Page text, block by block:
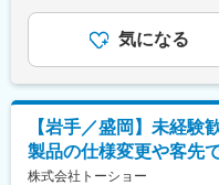
【同社について】
当社は売上高256億円
剤機器メーカーです。
1980年代から他社に先
網を拡大してきました
に伸びているため経営
◇患者・病院向け「在
・患者様のバイタルデ
◇社内業務系システムの
・各部署の業務フロー
ムやツールの内製開発
・社内業務システムの
であり、選考を通じて
定手当を含めた表記です
気になる
【岩手／盛岡】未経験
製品の仕様変更や客先
株式会社トーショー